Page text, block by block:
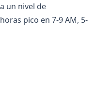
un nivel de
pico en 7-9 AM, 5-